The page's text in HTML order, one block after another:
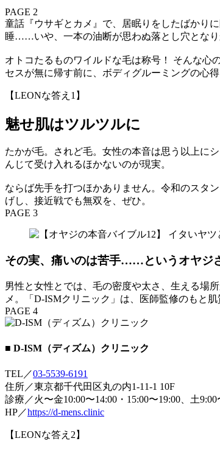
PAGE 2
童話『ウサギとカメ』で、居眠りをしたばかり
睡……いや、一本の油断が思わぬ落とし穴となり
オトコたるものワイルドな毛は称号！ そんな心
セスが無に帰す前に、ボディグルーミングの心得
【LEONな答え1】
魅せ肌はツルツルに
たかが毛。されど毛。女性の本音は思う以上に
んじて受け入れるほかないのが現実。
ならば先手を打つほかありません。令和のスタ
げし、接近戦でも無双を、ぜひ。
PAGE 3
その実、痛いのは苦手……というオヤジ
男性と女性とでは、毛の密度や太さ、生える場
メ。「D-ISMクリニック」は、医師監修のもと
PAGE 4
■ D-ISM（ディズム）クリニック
TEL／03-5539-6191
住所／東京都千代田区丸の内1-11-1 10F
診療／火〜金10:00〜14:00・15:00〜19:00、土
HP／https://d-mens.clinic
【LEONな答え2】